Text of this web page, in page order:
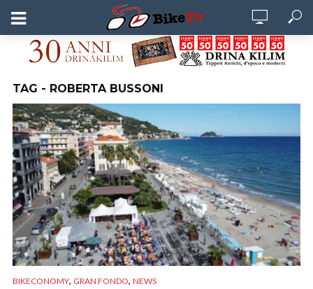
TAG - ROBERTA BUSSONI
BIKECONOMY, GRAN FONDO, NEWS